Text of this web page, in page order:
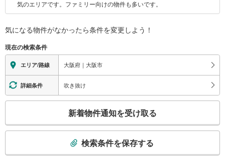
情気のエリアです。ファミリー向けの物件も多いです。
気になる物件がなかったら条件を変更しよう！
現在の検索条件
エリア/路線 大阪府｜大阪市
詳細条件 吹き抜け
検
新着物件通知を受け取る
検索条件を保存する